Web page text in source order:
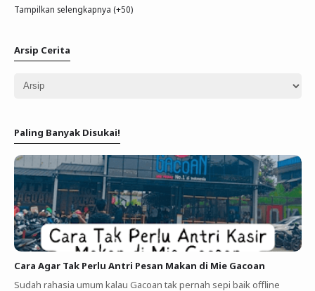
Tampilkan selengkapnya (+50)
Arsip Cerita
Paling Banyak Disukai!
Cara Agar Tak Perlu Antri Pesan Makan di Mie Gacoan
Sudah rahasia umum kalau Gacoan tak pernah sepi baik offline